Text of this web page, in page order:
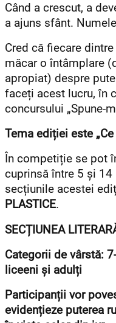
Când a crescut, a
a ajuns sfânt.
Cred că fiecare
măcar o întâmplare
apropiat) despre
faceți acest lucru, în
concursului „Spune-
Tema ediției este „
În competiție se pot
cuprinsă între 5 și
secțiunile acestei
PLASTICE.
SECȚIUNEA
Categorii de vârstă:
liceeni și adulți
Participanții vor
evidențieze puterea